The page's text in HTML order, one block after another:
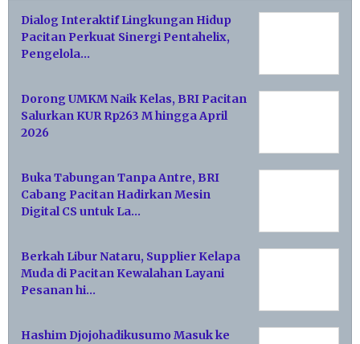
Dialog Interaktif Lingkungan Hidup
Pacitan Perkuat Sinergi Pentahelix,
Pengelola…
Dorong UMKM Naik Kelas, BRI Pacitan
Salurkan KUR Rp263 M hingga April
2026
Buka Tabungan Tanpa Antre, BRI
Cabang Pacitan Hadirkan Mesin
Digital CS untuk La…
Berkah Libur Nataru, Supplier Kelapa
Muda di Pacitan Kewalahan Layani
Pesanan hi…
Hashim Djojohadikusumo Masuk ke